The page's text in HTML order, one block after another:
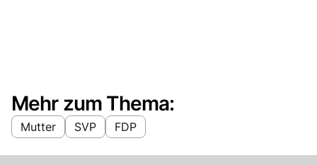
Mehr zum Thema:
Mutter SVP FDP